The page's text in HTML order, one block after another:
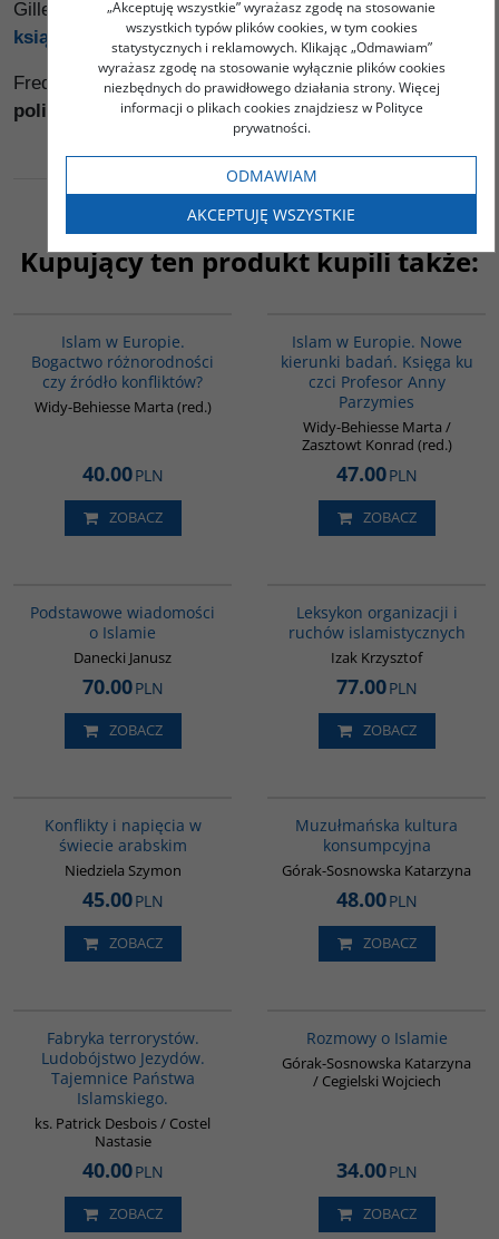
Gilles Kepel -Fitna. Wojna w sercu islamuzobacz
książkę
Fred Halliday -Islam i mit konfrontacji. Religia i
polityka na Bliskich Wschodzie zobacz książkę
Kupujący ten produkt kupili także:
Islam w Europie.
Bogactwo różnorodności
czy źródło konfliktów?
Widy-Behiesse Marta (red.)
40.00PLN
ZOBACZ
Islam w Europie. Nowe
kierunki badań. Księga ku
czci Profesor Anny
Parzymies
Widy-Behiesse Marta /
Zasztowt Konrad (red.)
47.00PLN
ZOBACZ
Podstawowe wiadomości
o Islamie
Danecki Janusz
70.00PLN
ZOBACZ
Leksykon organizacji i
ruchów islamistycznych
Izak Krzysztof
77.00PLN
ZOBACZ
Konflikty i napięcia w
świecie arabskim
Niedziela Szymon
45.00PLN
ZOBACZ
Muzułmańska kultura
konsumpcyjna
Górak-Sosnowska Katarzyna
48.00PLN
ZOBACZ
Fabryka terrorystów.
Ludobójstwo Jezydów.
Tajemnice Państwa
Islamskiego.
ks. Patrick Desbois / Costel
Nastasie
40.00PLN
ZOBACZ
Rozmowy o Islamie
Górak-Sosnowska Katarzyna
/ Cegielski Wojciech
34.00PLN
ZOBACZ
„Akceptuję wszystkie” wyrażasz zgodę na stosowanie
wszystkich typów plików cookies, w tym cookies
statystycznych i reklamowych. Klikając „Odmawiam”
wyrażasz zgodę na stosowanie wyłącznie plików cookies
niezbędnych do prawidłowego działania strony. Więcej
informacji o plikach cookies znajdziesz w Polityce
prywatności.
ODMAWIAM
AKCEPTUJĘ WSZYSTKIE